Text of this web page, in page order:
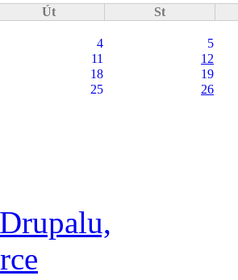
Út St
4
5
11
12
18
19
25
26